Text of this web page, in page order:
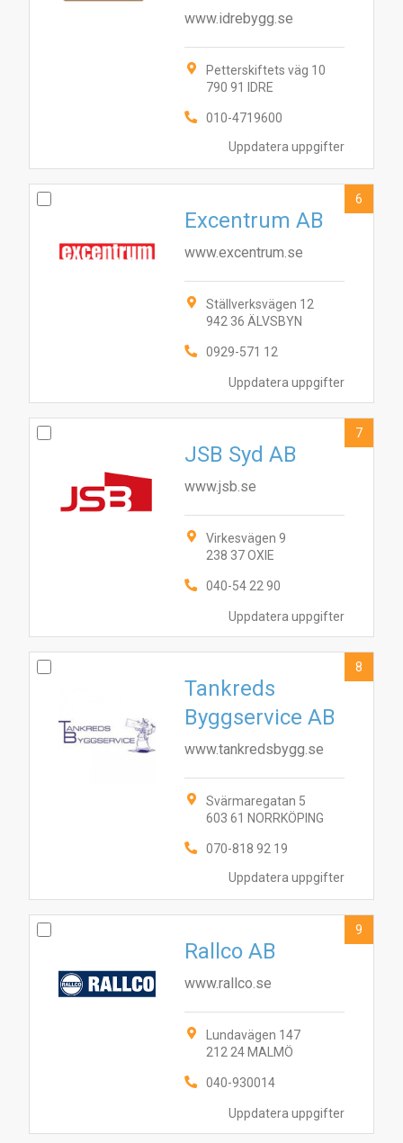
Uppdatera uppgifter
www.idrebygg.se
Petterskiftets väg 10
790 91 IDRE
010-4719600
Uppdatera uppgifter
Excentrum AB
www.excentrum.se
Ställverksvägen 12
942 36 ÄLVSBYN
0929-571 12
6
Uppdatera uppgifter
JSB Syd AB
www.jsb.se
Virkesvägen 9
238 37 OXIE
040-54 22 90
7
Uppdatera uppgifter
Tankreds
Byggservice AB
www.tankredsbygg.se
Svärmaregatan 5
603 61 NORRKÖPING
070-818 92 19
8
Uppdatera uppgifter
Rallco AB
www.rallco.se
Lundavägen 147
212 24 MALMÖ
040-930014
9